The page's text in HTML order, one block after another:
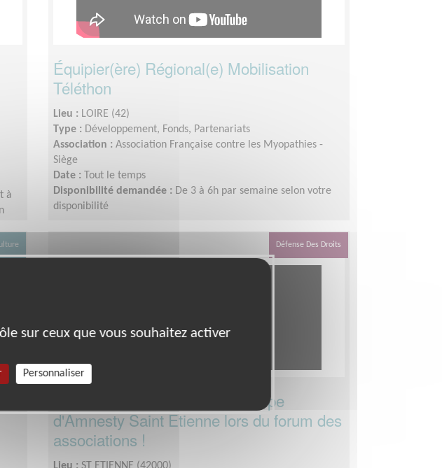
à
Équipier(ère) Régional(e) Mobilisation
Téléthon
Lieu : LOIRE (42)
Type : Développement, Fonds, Partenariats
Association : Association Française contre les Myopathies -
Siège
Date :
Tout le temps
Disponibilité demandée : De 3 à 6h par semaine selon votre
disponibilité
Défense Des Droits
Venez prêter main forte au groupe
d'Amnesty Saint Etienne lors du forum des
associations !
sur ceux que vous souhaitez activer
Personnaliser